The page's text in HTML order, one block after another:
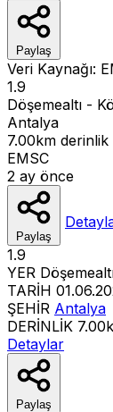
Paylaş
Veri Kaynağı:
1.9
Döşemealtı -
Antalya
7.00km derinlik
EMSC
2 ay önce
Paylaş
1.9
YER
TARİH
ŞEHİR Antalya
DERİNLİK
Detaylar
Paylaş